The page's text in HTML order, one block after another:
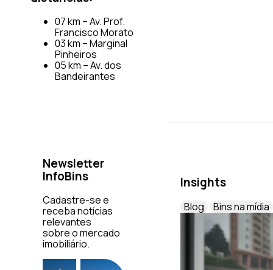
07 km – Av. Prof.
Francisco Morato
03 km – Marginal
Pinheiros
05 km – Av. dos
Bandeirantes
Newsletter
InfoBins
Cadastre-se e
receba notícias
relevantes
sobre o mercado
imobiliário.
Insights
Blog Bins na mídia